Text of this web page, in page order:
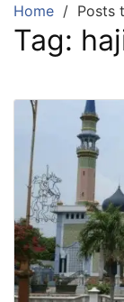
Home Posts
Tag: